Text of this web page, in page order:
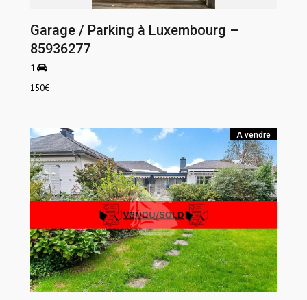
Garage / Parking à Luxembourg –
85936277
1
150€
A vendre